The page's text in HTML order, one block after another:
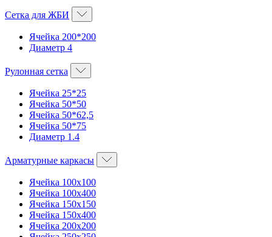
Сетка для ЖБИ
Ячейка 200*200
Диаметр 4
Рулонная сетка
Ячейка 25*25
Ячейка 50*50
Ячейка 50*62,5
Ячейка 50*75
Диаметр 1.4
Арматурные каркасы
Ячейка 100х100
Ячейка 100х400
Ячейка 150х150
Ячейка 150х400
Ячейка 200х200